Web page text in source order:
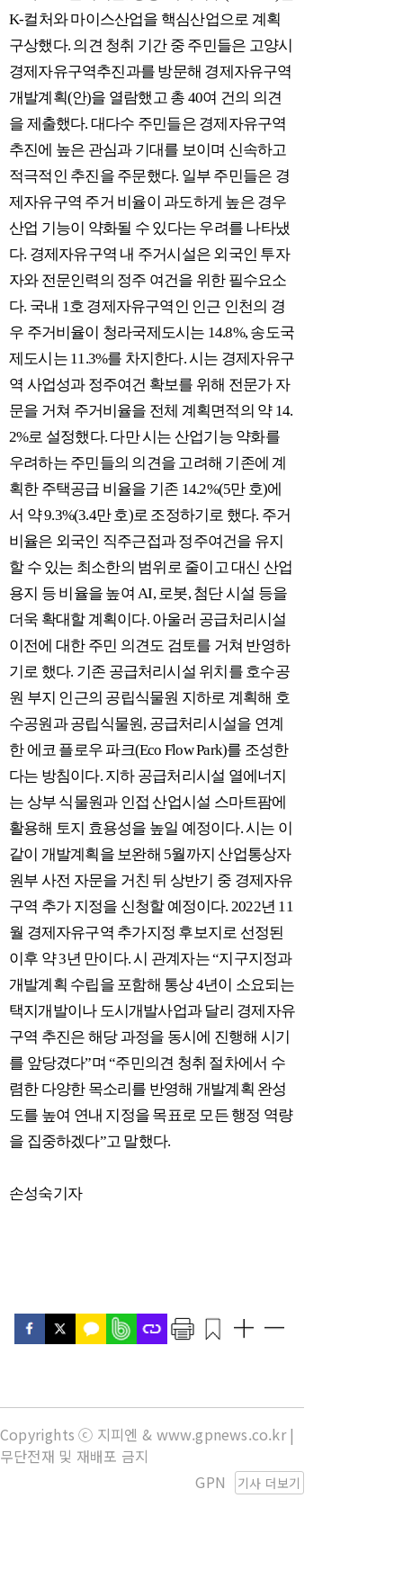
K-컬처와 마이스산업을 핵심산업으로 계획
구상했다. 의견 청취 기간 중 주민들은 고양시
경제자유구역추진과를 방문해 경제자유구역
개발계획(안)을 열람했고 총 40여 건의 의견
을 제출했다. 대다수 주민들은 경제자유구역
추진에 높은 관심과 기대를 보이며 신속하고
적극적인 추진을 주문했다. 일부 주민들은 경
제자유구역 주거 비율이 과도하게 높은 경우
산업 기능이 약화될 수 있다는 우려를 나타냈
다. 경제자유구역 내 주거시설은 외국인 투자
자와 전문인력의 정주 여건을 위한 필수요소
다. 국내 1호 경제자유구역인 인근 인천의 경
우 주거비율이 청라국제도시는 14.8%, 송도국
제도시는 11.3%를 차지한다. 시는 경제자유구
역 사업성과 정주여건 확보를 위해 전문가 자
문을 거쳐 주거비율을 전체 계획면적의 약 14.
2%로 설정했다. 다만 시는 산업기능 약화를
우려하는 주민들의 의견을 고려해 기존에 계
획한 주택공급 비율을 기존 14.2%(5만 호)에
서 약 9.3%(3.4만 호)로 조정하기로 했다. 주거
비율은 외국인 직주근접과 정주여건을 유지
할 수 있는 최소한의 범위로 줄이고 대신 산업
용지 등 비율을 높여 AI, 로봇, 첨단 시설 등을
더욱 확대할 계획이다. 아울러 공급처리시설
이전에 대한 주민 의견도 검토를 거쳐 반영하
기로 했다. 기존 공급처리시설 위치를 호수공
원 부지 인근의 공립식물원 지하로 계획해 호
수공원과 공립식물원, 공급처리시설을 연계
한 에코 플로우 파크(Eco Flow Park)를 조성한
다는 방침이다. 지하 공급처리시설 열에너지
는 상부 식물원과 인접 산업시설 스마트팜에
활용해 토지 효용성을 높일 예정이다. 시는 이
같이 개발계획을 보완해 5월까지 산업통상자
원부 사전 자문을 거친 뒤 상반기 중 경제자유
구역 추가 지정을 신청할 예정이다. 2022년 11
월 경제자유구역 추가지정 후보지로 선정된
이후 약 3년 만이다. 시 관계자는 “지구지정과
개발계획 수립을 포함해 통상 4년이 소요되는
택지개발이나 도시개발사업과 달리 경제자유
구역 추진은 해당 과정을 동시에 진행해 시기
를 앞당겼다”며 “주민의견 청취 절차에서 수
렴한 다양한 목소리를 반영해 개발계획 완성
도를 높여 연내 지정을 목표로 모든 행정 역량
을 집중하겠다”고 말했다.
손성숙기자
Copyrights ⓒ 지피엔 & www.gpnews.co.kr |
무단전재 및 재배포 금지
기사 더보기
GPN